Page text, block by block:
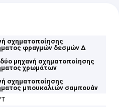
σχηματοποίησης
φραγμών δεσμών Δ
μηχανή σχηματοποίησης
χρωμάτων
σχηματοποίησης
μπουκαλιών σαμπουάν